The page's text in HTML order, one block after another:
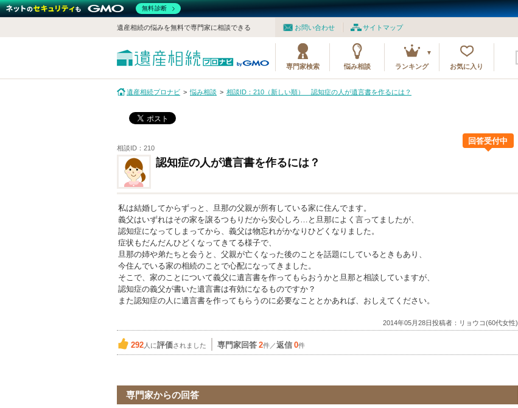
お問い合わせ サイトマップ
遺産相続の悩みを無料で専門家に相談できる
専門家検索 悩み相談 ランキング お気に入り
遺産相続プロナビ 悩み相談 相談ID：210（新しい順） 認知症の人が遺言書を作るには？
相談ID：210
回答受付中
認知症の人が遺言書を作るには？
私は結婚してからずっと、旦那の父親が所有している家に住んでます。
義父はいずれはその家を譲るつもりだから安心しろ…と旦那によく言ってましたが、
認知症になってしまってから、義父は物忘れがかなりひどくなりました。
症状もだんだんひどくなってきてる様子で、
旦那の姉や弟たちと会うと、父親が亡くなった後のことを話題にしているときもあり、
今住んでいる家の相続のことで心配になってきました。
そこで、家のことについて義父に遺言書を作ってもらおうかと旦那と相談していますが、
認知症の義父が書いた遺言書は有効になるものですか？
また認知症の人に遺言書を作ってもらうのに必要なこととかあれば、おしえてください。
2014年05月28日投稿者：リョウコ(60代女性)
292 人に評価されました 専門家回答 2件／返信 0件
専門家からの回答
無料診断